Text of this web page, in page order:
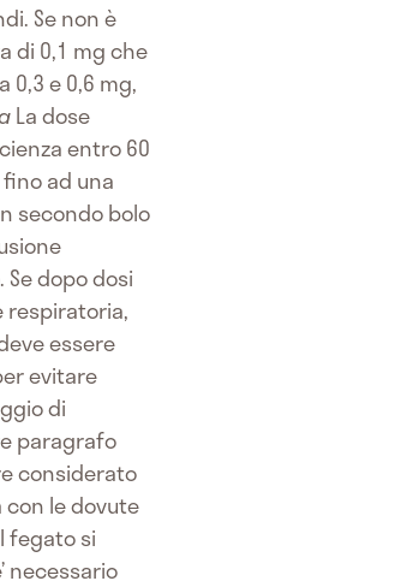
Se non è
di 0,1 mg che
0,3 e 0,6 mg,
La dose
entro 60
ad una
secondo bolo
dopo dosi
respiratoria,
essere
evitare
di
paragrafo
considerato
le dovute
fegato si
necessario